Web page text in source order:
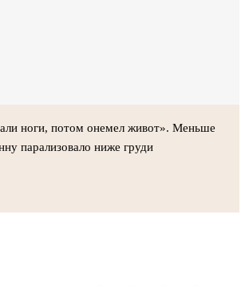
ноги, потом онемел живот». Меньше
парализовало ниже груди